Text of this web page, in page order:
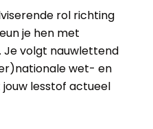
rol richting
je hen met
volgt nauwlettend
wet- en
lesstof actueel